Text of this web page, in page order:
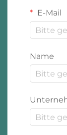
E-Mail
Name